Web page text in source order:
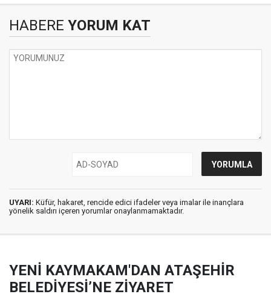
HABERE YORUM KAT
UYARI: Küfür, hakaret, rencide edici ifadeler veya imalar ile inançlara
yönelik saldırı içeren yorumlar onaylanmamaktadır.
YENİ KAYMAKAM'DAN ATAŞEHİR
BELEDİYESİ’NE ZİYARET